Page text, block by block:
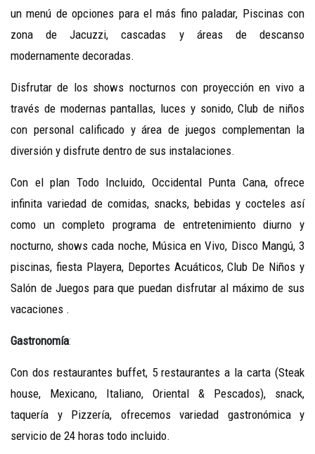
un menú de opciones para el más fino paladar, Piscinas con
zona de Jacuzzi, cascadas y áreas de descanso
modernamente decoradas.
Disfrutar de los shows nocturnos con proyección en vivo a
través de modernas pantallas, luces y sonido, Club de niños
con personal calificado y área de juegos complementan la
diversión y disfrute dentro de sus instalaciones.
Con el plan Todo Incluido, Occidental Punta Cana, ofrece
infinita variedad de comidas, snacks, bebidas y cocteles así
como un completo programa de entretenimiento diurno y
nocturno, shows cada noche, Música en Vivo, Disco Mangú, 3
piscinas, fiesta Playera, Deportes Acuáticos, Club De Niños y
Salón de Juegos para que puedan disfrutar al máximo de sus
vacaciones .
Gastronomía:
Con dos restaurantes buffet, 5 restaurantes a la carta (Steak
house, Mexicano, Italiano, Oriental & Pescados), snack,
taquería y Pizzería, ofrecemos variedad gastronómica y
servicio de 24 horas todo incluido.